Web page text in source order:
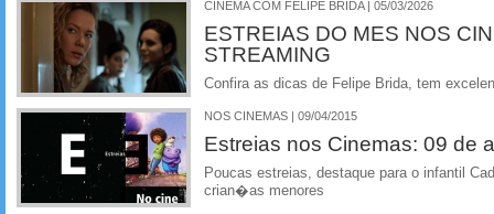
CINEMA COM FELIPE BRIDA | 05/03/2026
ESTREIAS DO MES NOS
STREAMING
Confira as dicas de Felipe Brida, tem
NOS CINEMAS | 09/04/2015
Estreias nos Cinemas: 09 de
Poucas estreias, destaque para o infantil
crian�as menores